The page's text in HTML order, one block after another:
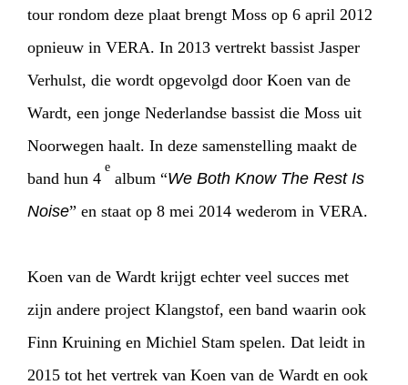
PHOTOS NEWS INFO WEBSHOP
MY TICKETS
tour rondom deze plaat brengt Moss op 6 april 2012
opnieuw in VERA. In 2013 vertrekt bassist Jasper
Verhulst, die wordt opgevolgd door Koen van de
Wardt, een jonge Nederlandse bassist die Moss uit
Noorwegen haalt. In deze samenstelling maakt de
band hun 4
e
album “We Both Know The Rest Is
Noise” en staat op 8 mei 2014 wederom in VERA.
Koen van de Wardt krijgt echter veel succes met
zijn andere project Klangstof, een band waarin ook
Finn Kruining en Michiel Stam spelen. Dat leidt in
2015 tot het vertrek van Koen van de Wardt en ook